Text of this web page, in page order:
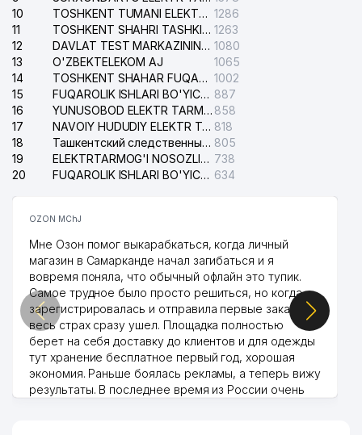
10
TOSHKENT TUMANI ELEKTR TARMOG'I AVARIYA XIZMATI 1286
11
TOSHKENT SHAHRI TASHKILOT TELEFONLARI HAQIDA MA'LUMOT BYUROSI 1263
12
DAVLAT TEST MARKAZINING ISHONCH TELEFONLARI 1080
13
O'ZBEKTELEKOM AJ
1065
14
TOSHKENT SHAHAR FUQAROLIK ISHLARI BO'YICHA SUDI 1002
15
FUQAROLIK ISHLARI BO'YICHA YAKKASAROY TUMANLARARO SUDI 887
16
YUNUSOBOD ELEKTR TARMOG'I NOSOZLIKLARI XIZMATI 858
17
NAVOIY HUDUDIY ELEKTR TARMOQLARI KORXONASI AJ 818
18
Ташкентский следственный изолятор 805
19
ELEKTRTARMOG'I NOSOZLIKLARINI TO'ZATISH SERGELI XIZMATI 738
20
FUQAROLIK ISHLARI BO'YICHA UCH-TEPA TUMANI SUDI 634
OZON MChJ
Мне Озон помог выкарабкаться, когда личный
магазин в Самарканде начал загибаться и я
вовремя поняла, что обычный офлайн это тупик.
Самое трудное было просто решиться, но когда
зарегистрировалась и отправила первые заказы,
весь страх сразу ушел. Площадка полностью
берет на себя доставку до клиентов и для одежды
тут хранение бесплатное первый год, хорошая
экономия. Раньше боялась рекламы, а теперь вижу
результаты. В последнее время из России очень